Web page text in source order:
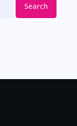
Search